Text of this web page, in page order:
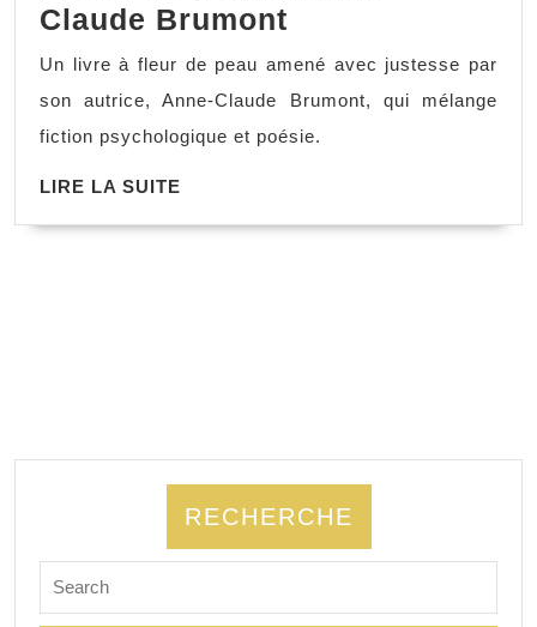
Claude Brumont
Un livre à fleur de peau amené avec justesse par
son autrice, Anne-Claude Brumont, qui mélange
fiction psychologique et poésie.
LIRE LA SUITE
RECHERCHE